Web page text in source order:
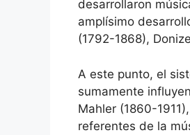
desarrollaron
amplísimo
(1792-1868),
A este punto, el
sumamente
Mahler (1860-
referentes de la